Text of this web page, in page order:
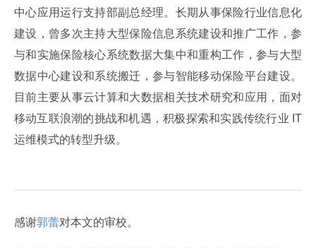
中心应用运行支持部副总经理。长期从事保险行业信息化
建设，曾多次主持大型保险信息系统建设和推广工作，参
与和实施保险核心系统数据大集中和重构工作，参与大型
数据中心建设和系统搬迁，参与智能移动保险平台建设。
目前主要从事云计算和大数据相关技术研究和应用，面对
移动互联浪潮的挑战和机遇，积极探索和实践传统行业 IT
运维模式的转型升级。
感谢郭蕾对本文的审校。